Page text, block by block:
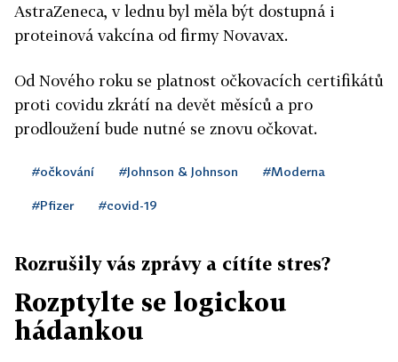
AstraZeneca, v lednu byl měla být dostupná i
proteinová vakcína od firmy Novavax.
Od Nového roku se platnost očkovacích certifikátů
proti covidu zkrátí na devět měsíců a pro
prodloužení bude nutné se znovu očkovat.
#očkování #Johnson & Johnson #Moderna
#Pfizer #covid-19
Rozrušily vás zprávy a cítíte stres?
Rozptylte se logickou
hádankou